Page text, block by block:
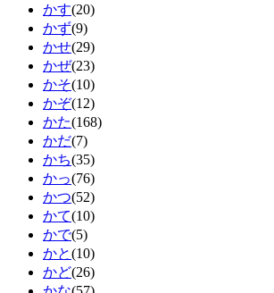
かす(20)
かず(9)
かせ(29)
かぜ(23)
かそ(10)
かぞ(12)
かた(168)
かだ(7)
かち(35)
かっ(76)
かつ(52)
かて(10)
かで(5)
かと(10)
かど(26)